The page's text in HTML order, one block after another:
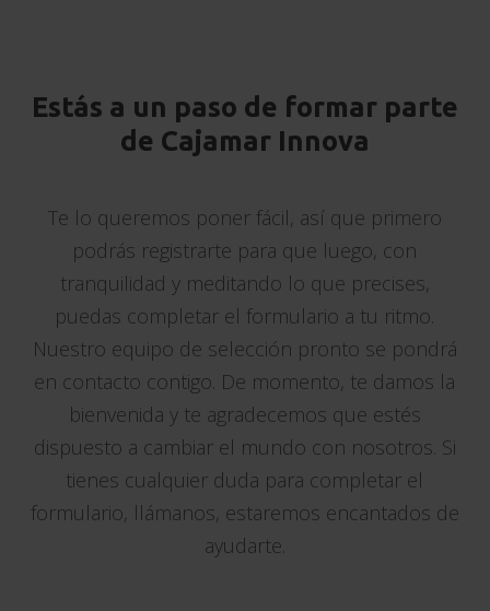
Estás a un paso de formar parte
de Cajamar Innova
Te lo queremos poner fácil, así que primero
podrás registrarte para que luego, con
tranquilidad y meditando lo que precises,
puedas completar el formulario a tu ritmo.
Nuestro equipo de selección pronto se pondrá
en contacto contigo. De momento, te damos la
bienvenida y te agradecemos que estés
dispuesto a cambiar el mundo con nosotros. Si
tienes cualquier duda para completar el
formulario, llámanos, estaremos encantados de
ayudarte.